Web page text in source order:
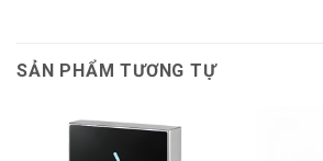
SẢN PHẨM TƯƠNG TỰ